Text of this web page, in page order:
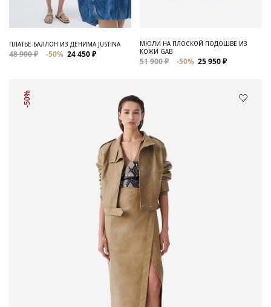
ПЛАТЬЕ-БАЛЛОН ИЗ ДЕНИМА JUSTINA
48 900 ₽ -50% 24 450 ₽
МЮЛИ НА ПЛОСКОЙ ПОДОШВЕ ИЗ
КОЖИ GAB
51 900 ₽ -50% 25 950 ₽
-50%